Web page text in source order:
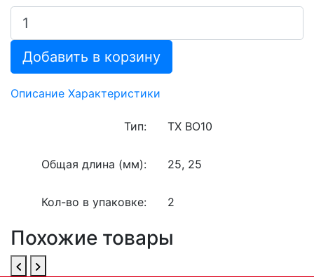
Добавить в корзину
Описание Характеристики
Тип: TX BO10
Общая длина (мм): 25, 25
Кол-во в упаковке: 2
Похожие товары